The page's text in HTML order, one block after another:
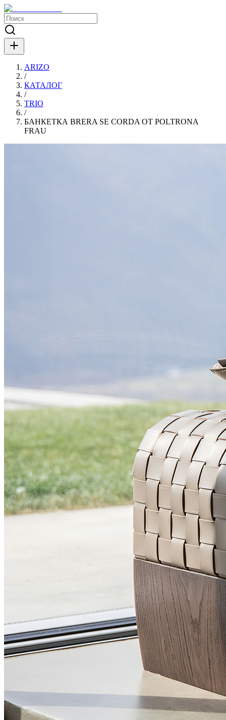
ARIZO
/
КАТАЛОГ
/
TRIO
/
БАНКЕТКА BRERA SE CORDA ОТ POLTRONA
FRAU